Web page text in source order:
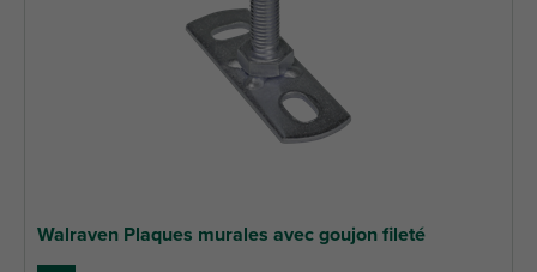
Walraven Plaques murales avec goujon fileté